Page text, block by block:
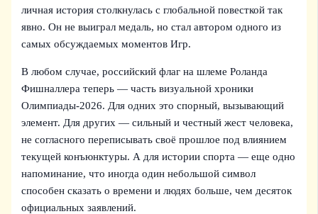
личная история столкнулась с глобальной повесткой так
явно. Он не выиграл медаль, но стал автором одного из
самых обсуждаемых моментов Игр.
В любом случае, российский флаг на шлеме Роланда
Фишналлера теперь — часть визуальной хроники
Олимпиады-2026. Для одних это спорный, вызывающий
элемент. Для других — сильный и честный жест человека,
не согласного переписывать своё прошлое под влиянием
текущей конъюнктуры. А для истории спорта — еще одно
напоминание, что иногда один небольшой символ
способен сказать о времени и людях больше, чем десяток
официальных заявлений.